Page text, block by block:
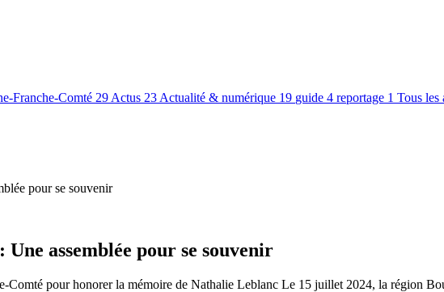
Franche-Comté 29 Actus 23 Actualité & numérique 19 guide 4 reportage 1 Tous
pour se souvenir
assemblée pour se souvenir
Comté pour honorer la mémoire de Nathalie Leblanc Le 15 juillet 2024, la région